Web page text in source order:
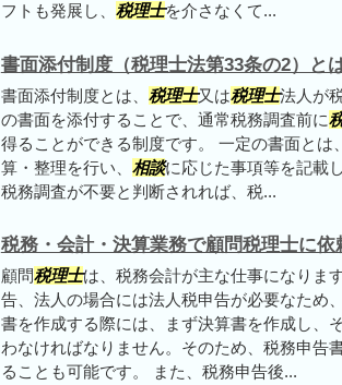
フトも発展し、 税理士を介さなくて...
書面添付制度（税理士法第33条の2）と
書面添付制度とは、 税理士又は税理士法人が
の書面を添付することで、通常税務調査前に
得ることができる制度です。 一定の書面とは、
算・整理を行い、 相談に応じた事項等を記載
税務調査が不要と判断されれば、税...
税務・会計・決算業務で顧問税理士に依
顧問税理士は、税務会計が主な仕事になりま
告、法人の場合には法人税申告が必要なため
書を作成する際には、まず決算書を作成し、
わなければなりません。そのため、税務申告
ることも可能です。 また、税務申告後...